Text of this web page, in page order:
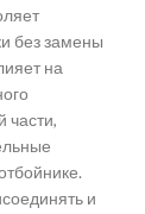
без замены
на
части,
и